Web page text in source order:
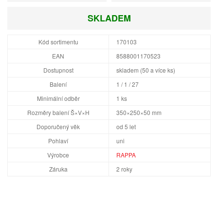
SKLADEM
Kód sortimentu
170103
EAN
8588001170523
Dostupnost
skladem (50 a více ks)
Balení
1 / 1 / 27
Minimální odběr
1 ks
Rozměry balení Š×V×H
350×250×50 mm
Doporučený věk
od 5 let
Pohlaví
uni
Výrobce
RAPPA
Záruka
2 roky